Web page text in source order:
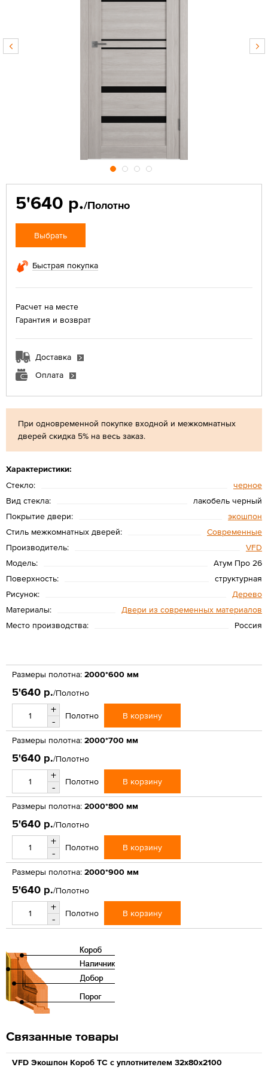
При одновременной покупке входной и межкомнатных
дверей скидка 5% на весь заказ.
Характеристики:
Стекло:
черное
Вид стекла:
лакобель черный
Покрытие двери:
экошпон
Стиль межкомнатных дверей:
Современные
Производитель:
VFD
Модель:
Атум Про 26
Поверхность:
структурная
Рисунок:
Дерево
Материалы:
Двери из современных материалов
Место производства:
Россия
5'640 р./Полотно
Выбрать
Быстрая покупка
Расчет на месте
Гарантия и возврат
Доставка
Оплата
Размеры полотна: 2000*600 мм
5'640 р./Полотно
+
-
Полотно В корзину
Размеры полотна: 2000*700 мм
5'640 р./Полотно
+
-
Полотно В корзину
Размеры полотна: 2000*800 мм
5'640 р./Полотно
+
-
Полотно В корзину
Размеры полотна: 2000*900 мм
5'640 р./Полотно
+
-
Полотно В корзину
Связанные товары
VFD Экошпон Короб ТС с уплотнителем 32x80x2100